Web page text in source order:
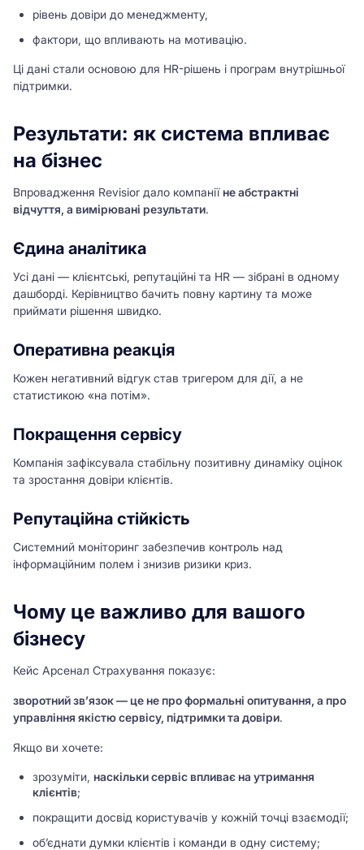
рівень довіри до менеджменту,
фактори, що впливають на мотивацію.
Ці дані стали основою для HR-рішень і програм внутрішньої
підтримки.
Результати: як система впливає
на бізнес
Впровадження Revisior дало компанії не абстрактні
відчуття, а вимірювані результати.
Єдина аналітика
Усі дані — клієнтські, репутаційні та HR — зібрані в одному
дашборді. Керівництво бачить повну картину та може
приймати рішення швидко.
Оперативна реакція
Кожен негативний відгук став тригером для дії, а не
статистикою «на потім».
Покращення сервісу
Компанія зафіксувала стабільну позитивну динаміку оцінок
та зростання довіри клієнтів.
Репутаційна стійкість
Системний моніторинг забезпечив контроль над
інформаційним полем і знизив ризики криз.
Чому це важливо для вашого
бізнесу
Кейс Арсенал Страхування показує:
зворотний зв’язок — це не про формальні опитування, а про
управління якістю сервісу, підтримки та довіри.
Якщо ви хочете:
зрозуміти, наскільки сервіс впливає на утримання
клієнтів;
покращити досвід користувачів у кожній точці взаємодії;
об’єднати думки клієнтів і команди в одну систему;